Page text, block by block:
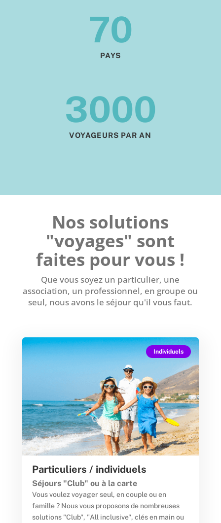
70
PAYS
3000
VOYAGEURS PAR AN
Nos solutions
"voyages" sont
faites pour vous !
Que vous soyez un particulier, une
association, un professionnel, en groupe ou
seul, nous avons le séjour qu'il vous faut.
Individuels
Particuliers / individuels
Séjours "Club" ou à la carte
Vous voulez voyager seul, en couple ou en
famille ? Nous vous proposons de nombreuses
solutions "Club", "All inclusive", clés en main ou